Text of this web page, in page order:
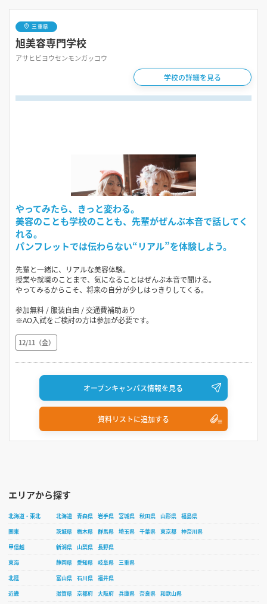
三重県
旭美容専門学校
アサヒビヨウセンモンガッコウ
学校の詳細を見る
やってみたら、きっと変わる。
美容のことも学校のことも、先輩がぜんぶ本音で話してく
れる。
パンフレットでは伝わらない“リアル”を体験しよう。
先輩と一緒に、リアルな美容体験。
授業や就職のことまで、気になることはぜんぶ本音で聞ける。
やってみるからこそ、将来の自分が少しはっきりしてくる。
参加無料 / 服装自由 / 交通費補助あり
※AO入試をご検討の方は参加が必要です。
12/11（金）
オープンキャンパス情報を見る
資料リストに追加する
エリアから探す
北海道・東北 北海道 青森県 岩手県 宮城県 秋田県 山形県
福島県
関東
茨城県 栃木県 群馬県 埼玉県 千葉県 東京都
神奈川県
甲信越
新潟県 山梨県
長野県
東海
静岡県 愛知県 岐阜県
三重県
北陸
富山県 石川県
福井県
近畿
滋賀県 京都府 大阪府 兵庫県 奈良県
和歌山県